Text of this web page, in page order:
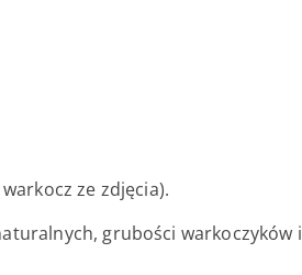
ze zdjęcia).
grubości warkoczyków i